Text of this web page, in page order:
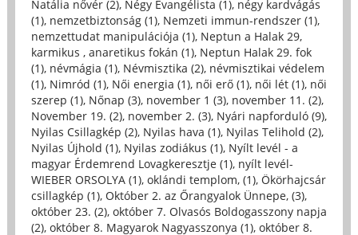
Natália nővér (2), Négy Evangélista (1), négy kardvágás
(1), nemzetbiztonság (1), Nemzeti immun-rendszer (1),
nemzettudat manipulációja (1), Neptun a Halak 29,
karmikus , anaretikus fokán (1), Neptun Halak 29. fok
(1), névmágia (1), Névmisztika (2), névmisztikai védelem
(1), Nimród (1), Női energia (1), női erő (1), női lét (1), női
szerep (1), Nőnap (3), november 1 (3), november 11. (2),
November 19. (2), november 2. (3), Nyári napforduló (9),
Nyilas Csillagkép (2), Nyilas hava (1), Nyilas Telihold (2),
Nyilas Újhold (1), Nyilas zodiákus (1), Nyílt levél - a
magyar Érdemrend Lovagkeresztje (1), nyílt levél-
WIEBER ORSOLYA (1), oklándi templom, (1), Ökörhajcsár
csillagkép (1), Október 2. az Őrangyalok Ünnepe, (3),
október 23. (2), október 7. Olvasós Boldogasszony napja
(2), október 8. Magyarok Nagyasszonya (1), október 8.